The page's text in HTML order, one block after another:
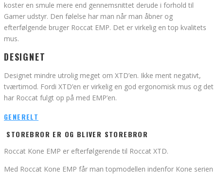
koster en smule mere end gennemsnittet derude i forhold til
Gamer udstyr. Den følelse har man når man åbner og
efterfølgende bruger Roccat EMP. Det er virkelig en top kvalitets
mus.
DESIGNET
Designet mindre utrolig meget om XTD’en. Ikke ment negativt,
tværtimod. Fordi XTD’en er virkelig en god ergonomisk mus og det
har Roccat fulgt op på med EMP’en.
GENERELT
STOREBROR ER OG BLIVER STOREBROR
Roccat Kone EMP er efterfølgerende til Roccat XTD.
Med Roccat Kone EMP får man topmodellen indenfor Kone serien